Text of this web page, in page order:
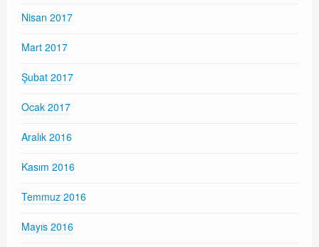
Nisan 2017
Mart 2017
Şubat 2017
Ocak 2017
Aralık 2016
Kasım 2016
Temmuz 2016
Mayıs 2016